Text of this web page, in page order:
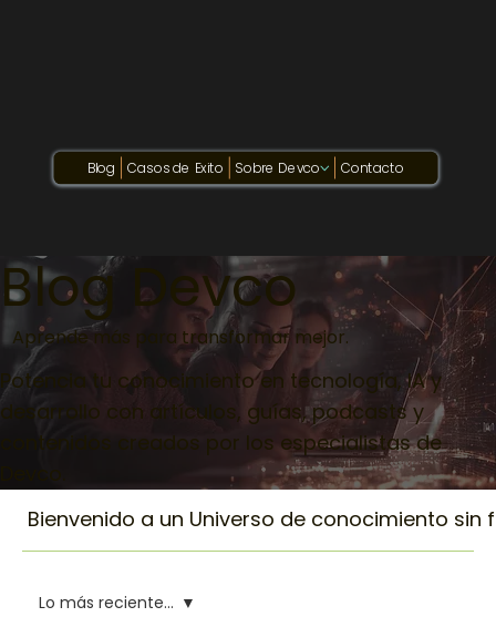
Blog Casos de Exito Sobre Devco Contacto
Blog Devco
Aprende más para transformar mejor.
Potencia tu conocimiento en tecnología, IA y
desarrollo con artículos, guías, podcasts y
contenidos creados por los especialistas de
Bienvenido a un Universo de conocimiento sin
Lo más reciente...